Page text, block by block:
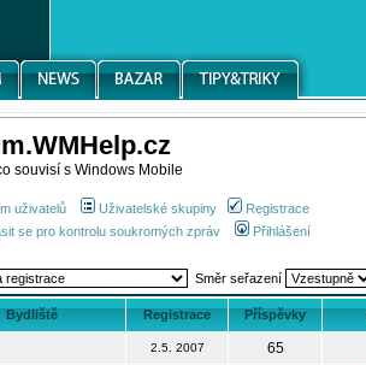
souvisí s Windows Mobile
uživatelů Uživatelské skupiny
Registrace
se pro kontrolu soukromých zpráv Přihlášení
Směr seřazení
Bydliště Registrace Příspěvky
2.5. 2007
65